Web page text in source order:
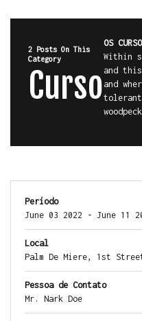
2 Posts On This
Category
Curso
OS
Within
and
and
Período
June 03 2022 - June 11
Local
Palm De Miere, 1st
Pessoa de Contato
Mr. Nark Doe